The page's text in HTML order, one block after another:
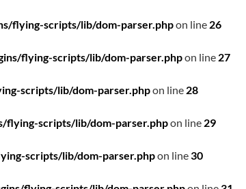
flying-scripts/lib/dom-parser.phpon line 26
flying-scripts/lib/dom-parser.phpon line 27
scripts/lib/dom-parser.phpon line 28
scripts/lib/dom-parser.phpon line 29
scripts/lib/dom-parser.phpon line30